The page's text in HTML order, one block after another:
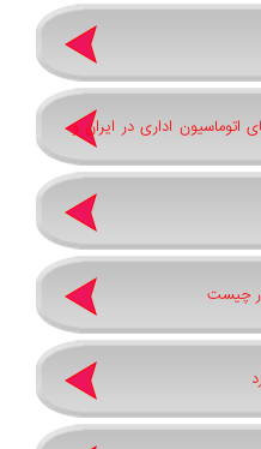
های اتوماسیون اداری در ایران و